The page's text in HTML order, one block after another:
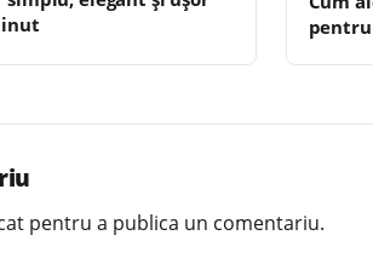
pentru
pentru a publica un comentariu.